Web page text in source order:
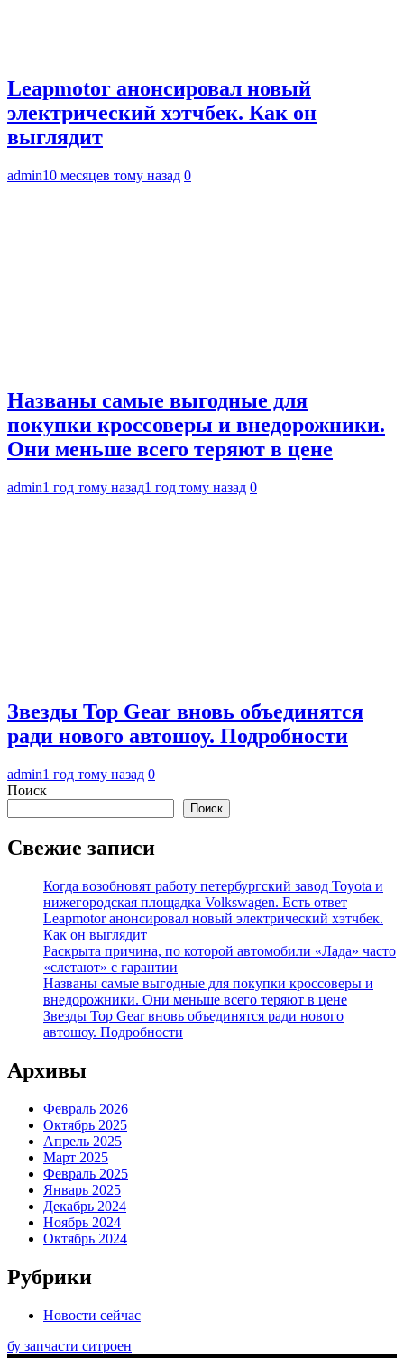
Leapmotor анонсировал новый
электрический хэтчбек. Как он
выглядит
admin10 месяцев тому назад 0
Названы самые выгодные для
покупки кроссоверы и внедорожники.
Они меньше всего теряют в цене
admin1 год тому назад1 год тому назад 0
Звезды Top Gear вновь объединятся
ради нового автошоу. Подробности
admin1 год тому назад 0
Поиск
Поиск
Свежие записи
Когда возобновят работу петербургский завод Toyota и
нижегородская площадка Volkswagen. Есть ответ
Leapmotor анонсировал новый электрический хэтчбек.
Как он выглядит
Раскрыта причина, по которой автомобили «Лада» часто
«слетают» с гарантии
Названы самые выгодные для покупки кроссоверы и
внедорожники. Они меньше всего теряют в цене
Звезды Top Gear вновь объединятся ради нового
автошоу. Подробности
Архивы
Февраль 2026
Октябрь 2025
Апрель 2025
Март 2025
Февраль 2025
Январь 2025
Декабрь 2024
Ноябрь 2024
Октябрь 2024
Рубрики
Новости сейчас
бу запчасти ситроен